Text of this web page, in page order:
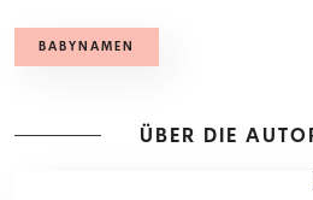
BABYNAMEN
ÜBER DIE